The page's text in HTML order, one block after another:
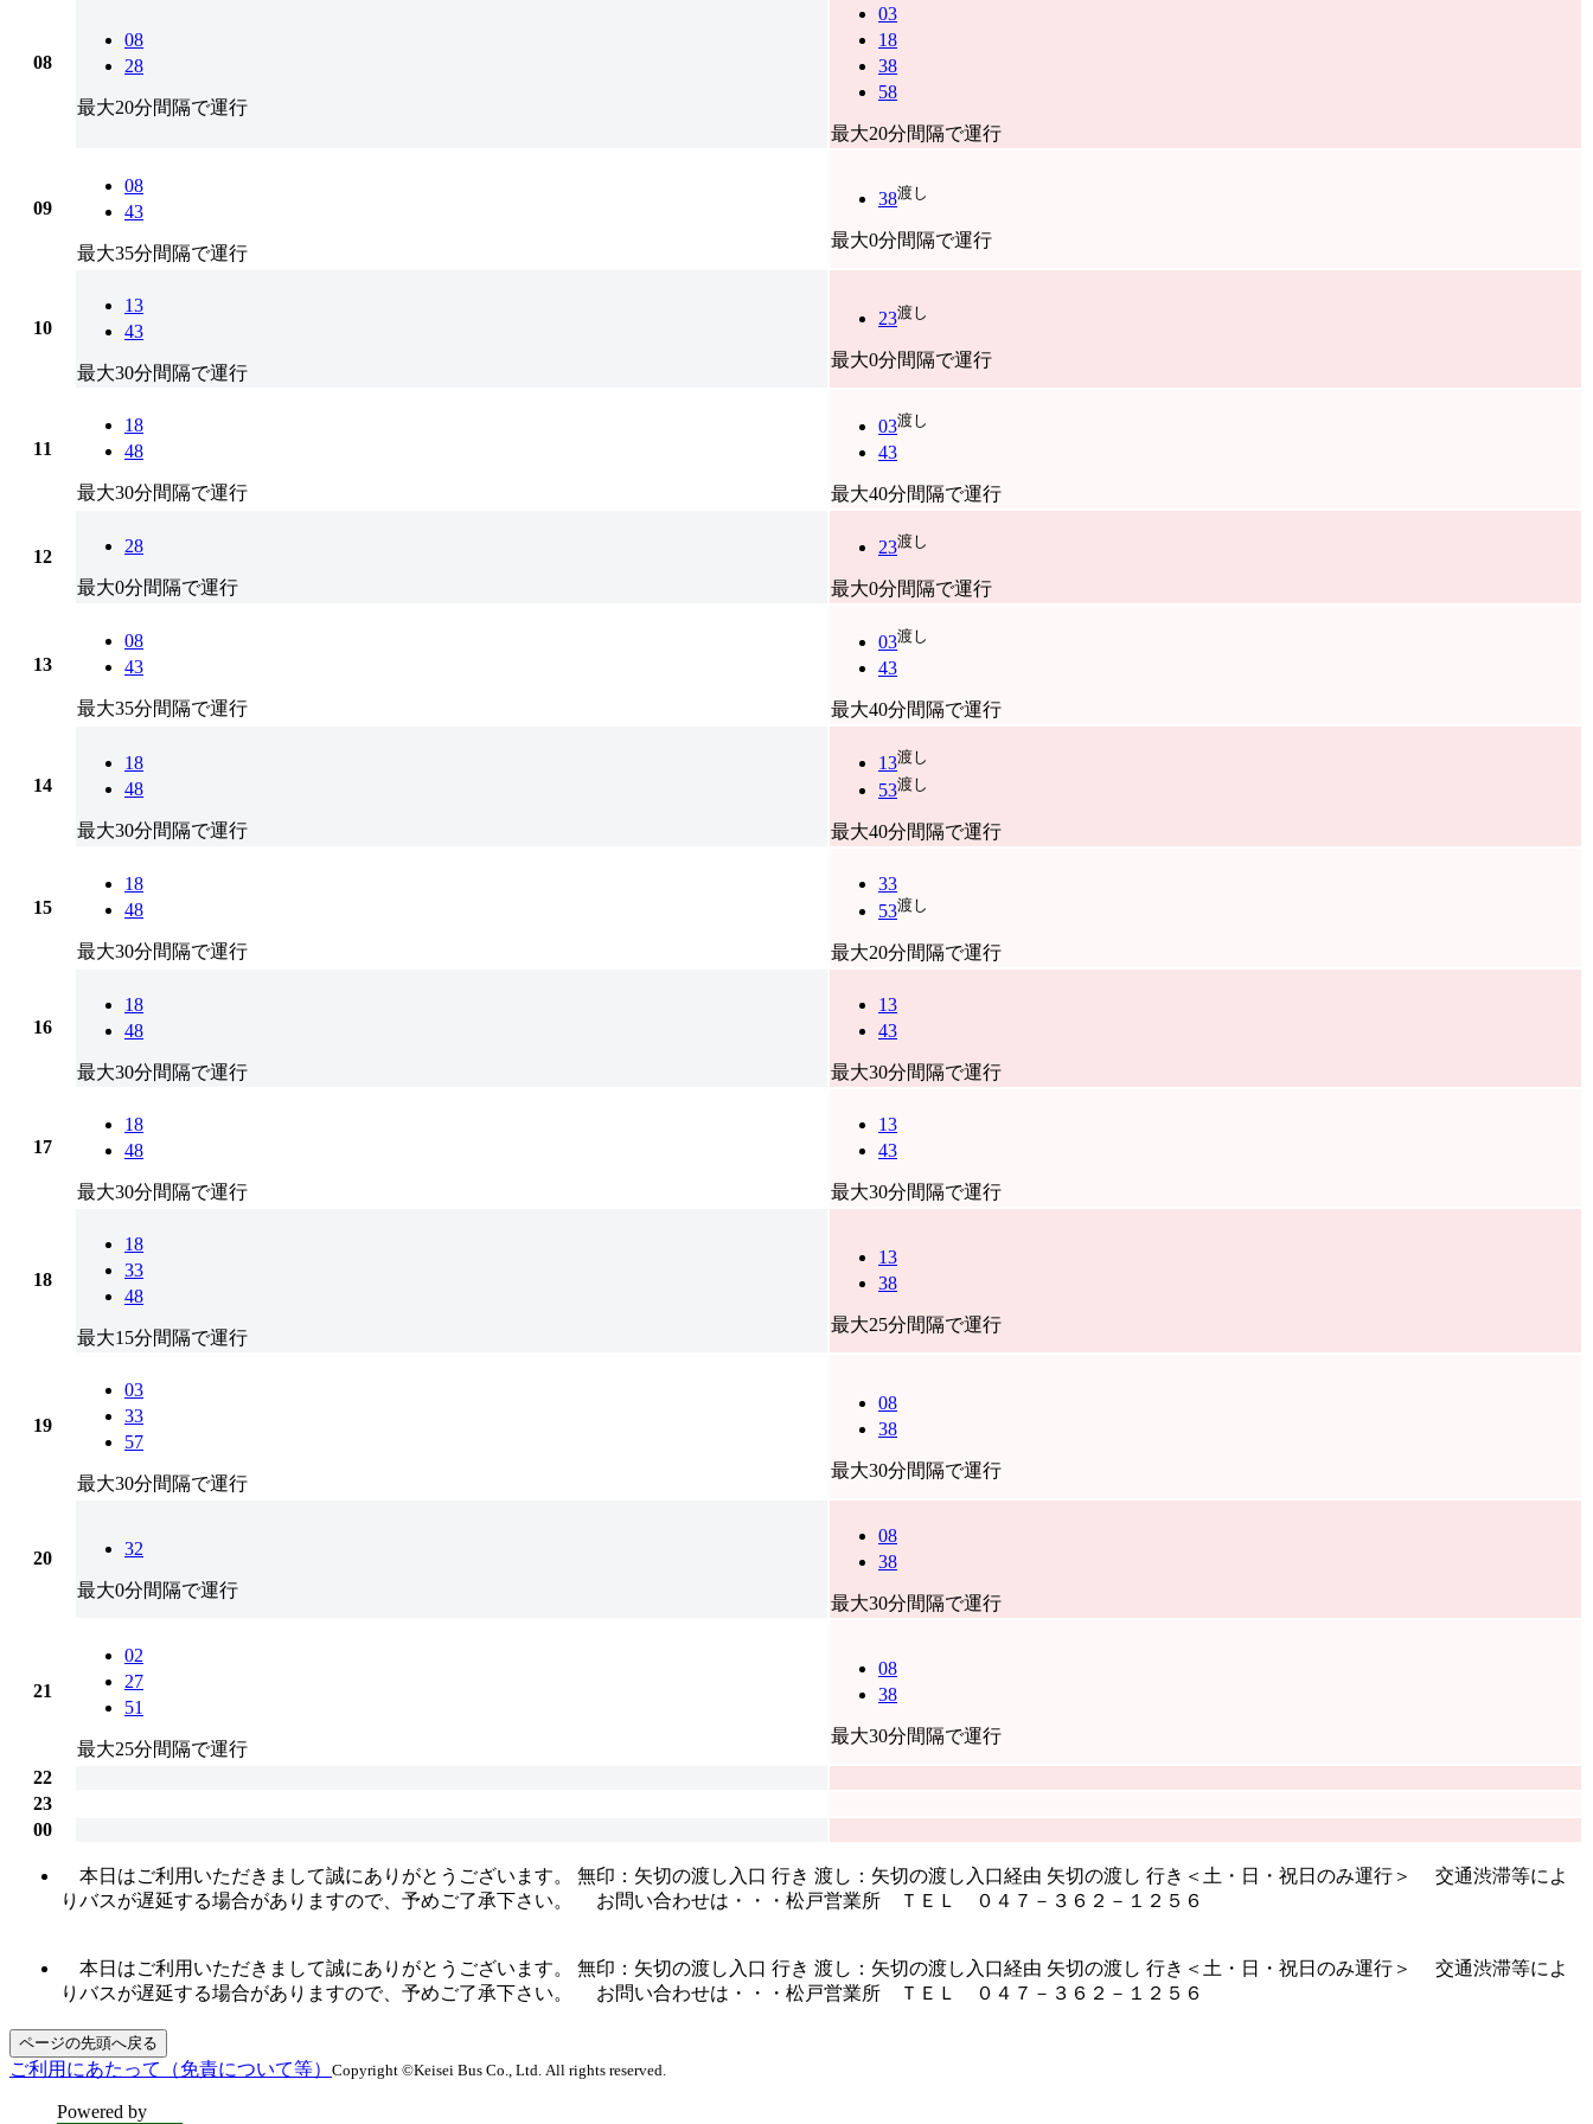
08
08
28
最大20分間隔で運行
03
18
38
58
最大20分間隔で運行
09
08
43
最大35分間隔で運行
38渡し
最大0分間隔で運行
10
13
43
最大30分間隔で運行
23渡し
最大0分間隔で運行
11
18
48
最大30分間隔で運行
03渡し
43
最大40分間隔で運行
12
28
最大0分間隔で運行
23渡し
最大0分間隔で運行
13
08
43
最大35分間隔で運行
03渡し
43
最大40分間隔で運行
14
18
48
最大30分間隔で運行
13渡し
53渡し
最大40分間隔で運行
15
18
48
最大30分間隔で運行
33
53渡し
最大20分間隔で運行
16
18
48
最大30分間隔で運行
13
43
最大30分間隔で運行
17
18
48
最大30分間隔で運行
13
43
最大30分間隔で運行
18
18
33
48
最大15分間隔で運行
13
38
最大25分間隔で運行
19
03
33
57
最大30分間隔で運行
08
38
最大30分間隔で運行
20 32
最大0分間隔で運行
08
38
最大30分間隔で運行
21
02
27
51
最大25分間隔で運行
08
38
最大30分間隔で運行
22
23
00
本日はご利用いただきまして誠にありがとうございます。 無印：矢切の渡し入口 行き 渡し：矢切の渡し入口経由 矢切の渡し 行き＜土・日・祝日のみ運行＞ 交通渋滞等によ
りバスが遅延する場合がありますので、予めご了承下さい。 お問い合わせは・・・松戸営業所 ＴＥＬ ０４７－３６２－１２５６
本日はご利用いただきまして誠にありがとうございます。 無印：矢切の渡し入口 行き 渡し：矢切の渡し入口経由 矢切の渡し 行き＜土・日・祝日のみ運行＞ 交通渋滞等によ
りバスが遅延する場合がありますので、予めご了承下さい。 お問い合わせは・・・松戸営業所 ＴＥＬ ０４７－３６２－１２５６
ページの先頭へ戻る
ご利用にあたって（免責について等） Copyright ©Keisei Bus Co., Ltd. All rights reserved.
Powered by